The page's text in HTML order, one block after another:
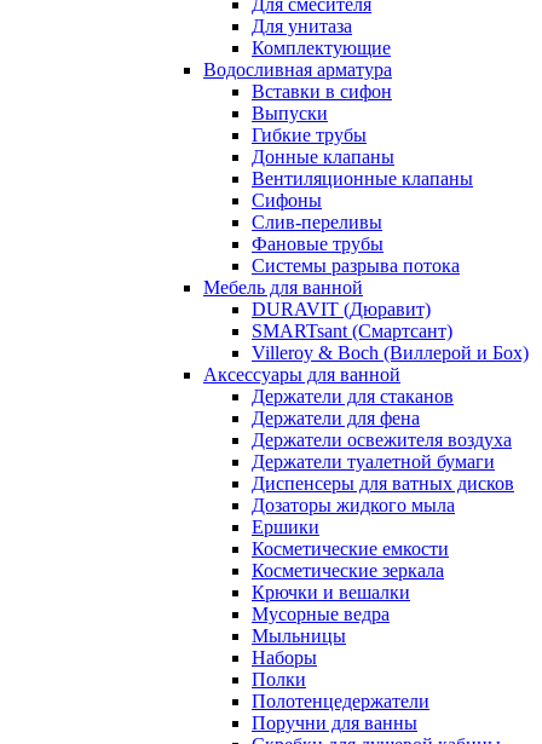
Для смесителя
Для унитаза
Комплектующие
Водосливная арматура
Вставки в сифон
Выпуски
Гибкие трубы
Донные клапаны
Вентиляционные клапаны
Сифоны
Слив-переливы
Фановые трубы
Системы разрыва потока
Мебель для ванной
DURAVIT (Дюравит)
SMARTsant (Смартсант)
Villeroy & Boch (Виллерой и Бох)
Аксессуары для ванной
Держатели для стаканов
Держатели для фена
Держатели освежителя воздуха
Держатели туалетной бумаги
Диспенсеры для ватных дисков
Дозаторы жидкого мыла
Ершики
Косметические емкости
Косметические зеркала
Крючки и вешалки
Мусорные ведра
Мыльницы
Наборы
Полки
Полотенцедержатели
Поручни для ванны